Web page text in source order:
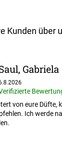
Gabriela
Shop-Bewertung
von eure Düfte,
Ich werde